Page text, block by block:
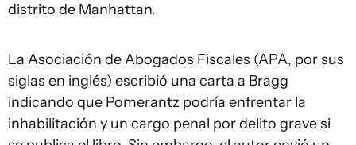
distrito de Manhattan.
La Asociación de Abogados Fiscales (APA, por sus
siglas en inglés) escribió una carta a Bragg
indicando que Pomerantz podría enfrentar la
inhabilitación y un cargo penal por delito grave si